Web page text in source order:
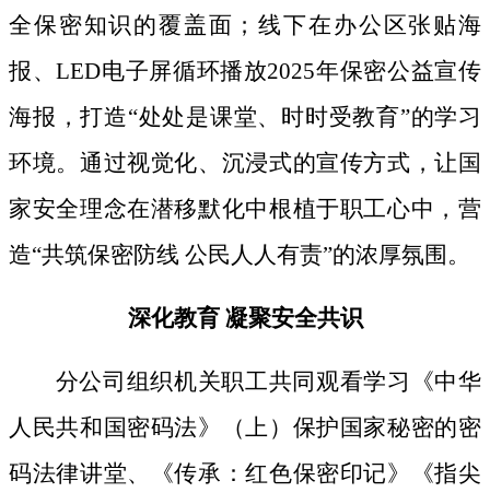
全保密知识的覆盖面；线下在办公区张贴海
报、LED电子屏循环播放2025年保密公益宣传
海报，打造“处处是课堂、时时受教育”的学习
环境。通过视觉化、沉浸式的宣传方式，让国
家安全理念在潜移默化中根植于职工心中，营
造“共筑保密防线 公民人人有责”的浓厚氛围。
深化教育凝聚安全共识
分公司组织机关职工共同观看学习《中华
人民共和国密码法》
（上）保护国家秘密的密
码法律讲堂、
《传承：红色保密印记》《指尖